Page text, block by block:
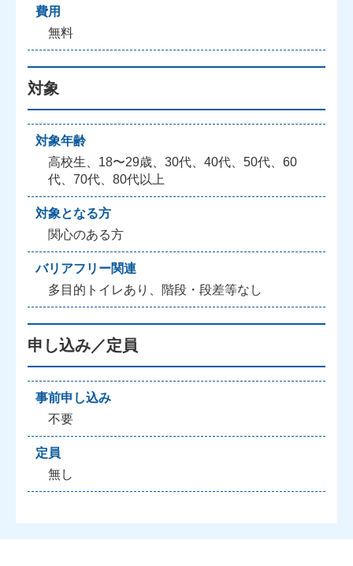
費用
無料
対象
対象年齢
高校生、18〜29歳、30代、40代、50代、60
代、70代、80代以上
対象となる方
関心のある方
バリアフリー関連
多目的トイレあり、階段・段差等なし
申し込み／定員
事前申し込み
不要
定員
無し